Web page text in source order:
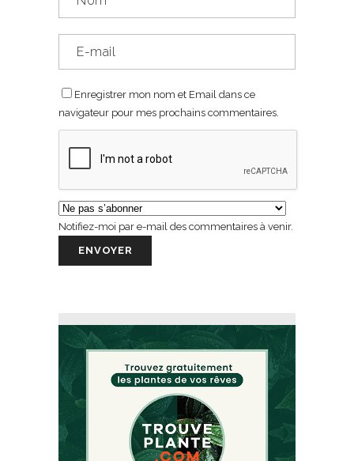
Enregistrer mon nom et Email dans ce
navigateur pour mes prochains commentaires.
Notifiez-moi par e-mail des commentaires à venir.